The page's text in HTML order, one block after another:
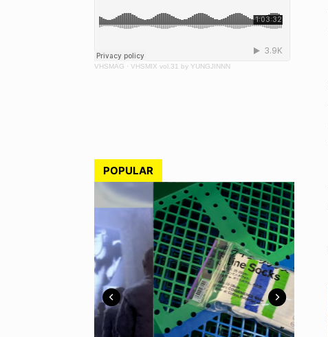
VHSMAG · VHSMIX vol.31 by YUNGJINNN
POPULAR